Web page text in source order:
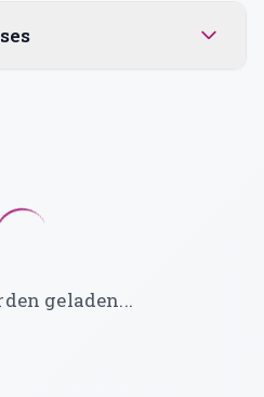
geladen...